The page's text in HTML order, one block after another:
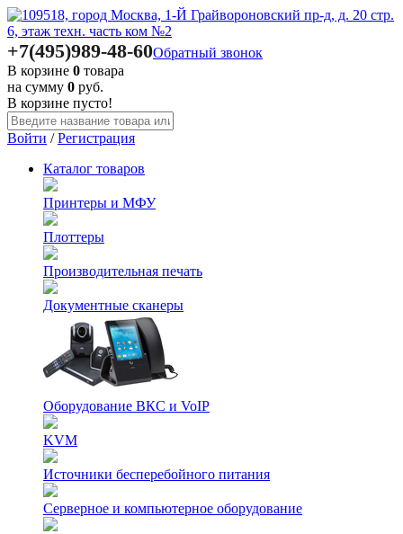
+7(495)989-48-60Обратный звонок
В корзине 0 товара
на сумму 0 руб.
В корзине пусто!
Войти /Регистрация
Каталог товаров
Принтеры и МФУ
Плоттеры
Производительная печать
Документные сканеры
Оборудование ВКС и VoIP
KVM
Источники бесперебойного питания
Серверное и компьютерное оборудование